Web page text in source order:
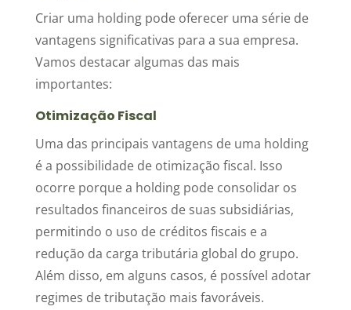
Criar uma holding pode oferecer uma série de
vantagens significativas para a sua empresa.
Vamos destacar algumas das mais
importantes:
Otimização Fiscal
Uma das principais vantagens de uma holding
é a possibilidade de otimização fiscal. Isso
ocorre porque a holding pode consolidar os
resultados financeiros de suas subsidiárias,
permitindo o uso de créditos fiscais e a
redução da carga tributária global do grupo.
Além disso, em alguns casos, é possível adotar
regimes de tributação mais favoráveis.